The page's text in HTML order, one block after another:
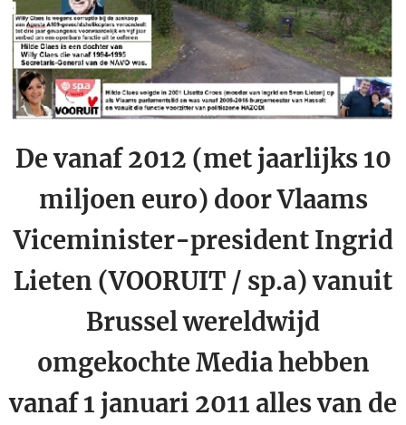
De vanaf 2012 (met jaarlijks 10
miljoen euro) door Vlaams
Viceminister-president Ingrid
Lieten (VOORUIT / sp.a) vanuit
Brussel wereldwijd
omgekochte Media hebben
vanaf 1 januari 2011 alles van de